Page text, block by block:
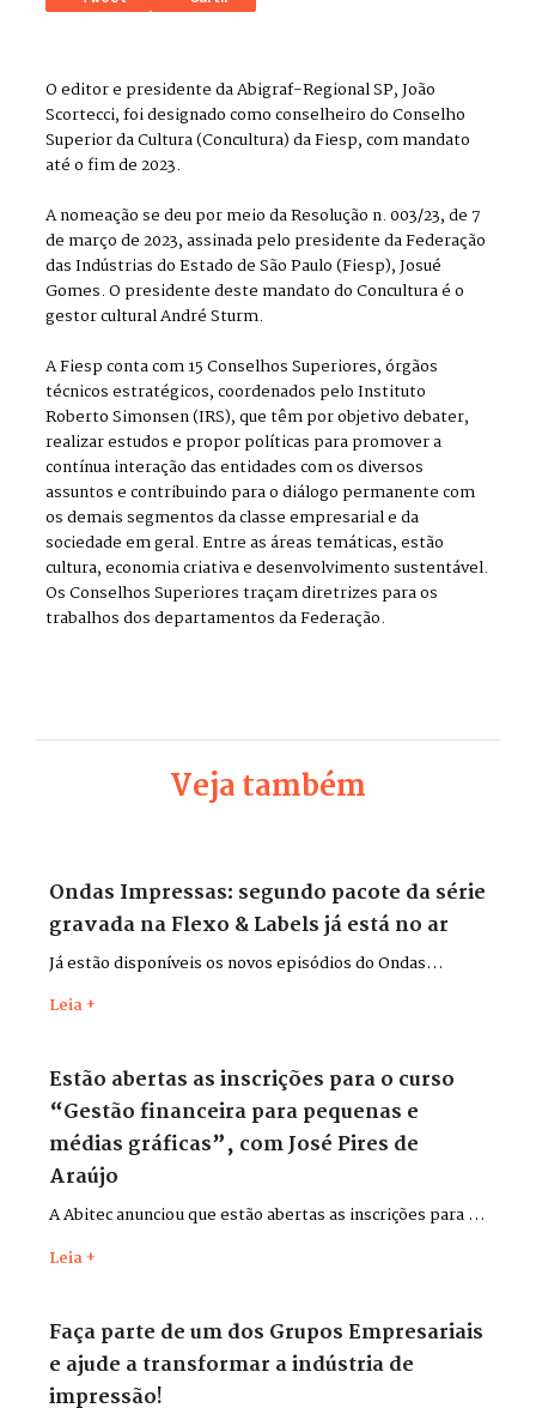
O editor e presidente da Abigraf-Regional SP, João
Scortecci, foi designado como conselheiro do Conselho
Superior da Cultura (Concultura) da Fiesp, com mandato
até o fim de 2023.
A nomeação se deu por meio da Resolução n. 003/23, de 7
de março de 2023, assinada pelo presidente da Federação
das Indústrias do Estado de São Paulo (Fiesp), Josué
Gomes. O presidente deste mandato do Concultura é o
gestor cultural André Sturm.
A Fiesp conta com 15 Conselhos Superiores, órgãos
técnicos estratégicos, coordenados pelo Instituto
Roberto Simonsen (IRS), que têm por objetivo debater,
realizar estudos e propor políticas para promover a
contínua interação das entidades com os diversos
assuntos e contribuindo para o diálogo permanente com
os demais segmentos da classe empresarial e da
sociedade em geral. Entre as áreas temáticas, estão
cultura, economia criativa e desenvolvimento sustentável.
Os Conselhos Superiores traçam diretrizes para os
trabalhos dos departamentos da Federação.
Veja também
Ondas Impressas: segundo pacote da série
gravada na Flexo & Labels já está no ar
Já estão disponíveis os novos episódios do Ondas
Pack 2026, que aconteceu entre os dias 26 e 29 de maio,
Leia +
Estão abertas as inscrições para o curso
“Gestão financeira para pequenas e
médias gráficas”, com José Pires de
Araújo
A Abitec anunciou que estão abertas as inscrições para o
gráficas”, com o consultor José Pires de Araújo.
Leia +
Faça parte de um dos Grupos Empresariais
e ajude a transformar a indústria de
impressão!